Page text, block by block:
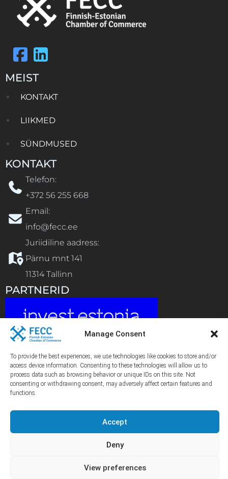
Manage Consent
To provide the best experiences, we use technologies like cookies to store and/or
access device information. Consenting to these technologies will allow us to
process data such as browsing behavior or unique IDs on this site. Not
consenting or withdrawing consent, may adversely affect certain features and
functions.
Accept
Deny
View preferences
MEIST
KONTAKT
LIIKMED
SÜNDMUSED
KONTAKT
Telefon:
+372 56 255 668
Email:
info@fecc.ee
Juriidiline aadress:
Pärnu mnt 141
11314 Tallinn
PARTNERID
Copyright © 2026 FECC All Rights Reserved